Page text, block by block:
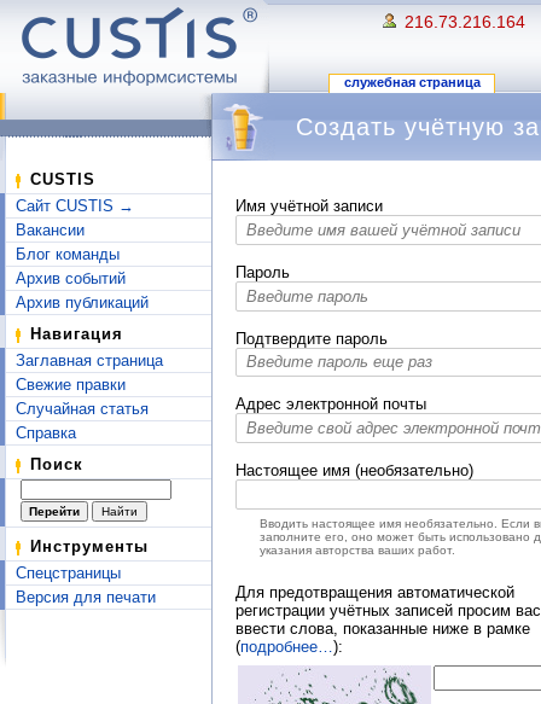
216.73.216.164
служебная страница
CUSTIS
Сайт CUSTIS →
Вакансии
Блог команды
Архив событий
Архив публикаций
Навигация
Заглавная страница
Свежие правки
Случайная статья
Справка
Поиск
Инструменты
Спецстраницы
Версия для печати
Создать учётную
Имя учётной записи
Пароль
Подтвердите пароль
Адрес электронной почты
Настоящее имя (необязательно)
Вводить настоящее имя необязательно. Если
заполните его, оно может быть использовано
указания авторства ваших работ.
Для предотвращения автоматической
регистрации учётных записей просим вас
ввести слова, показанные ниже в рамке
(подробнее… ):